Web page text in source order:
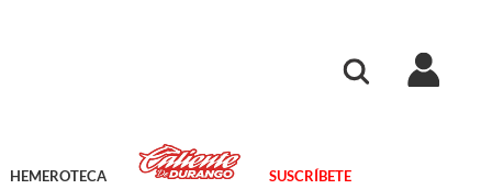
HEMEROTECA SUSCRÍBETE